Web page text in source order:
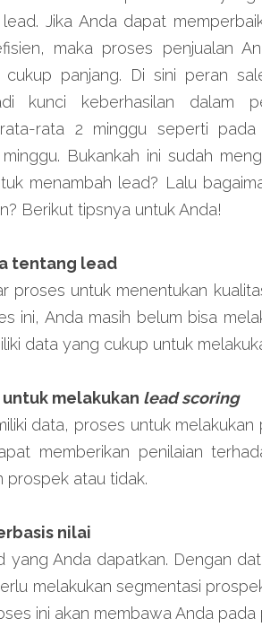
Jika Anda dapat
maka proses penjualan
panjang. Di sini peran
kunci keberhasilan dalam
rata 2 minggu seperti
Bukankah ini sudah
menambah lead? Lalu
Berikut tipsnya untuk Anda!
tentang lead
proses untuk menentukan
ini, Anda masih belum bisa
data yang cukup untuk
melakukan lead scoring
data, proses untuk
memberikan penilaian
prospek atau tidak.
nilai
yang Anda dapatkan. Dengan
melakukan segmentasi
ini akan membawa Anda